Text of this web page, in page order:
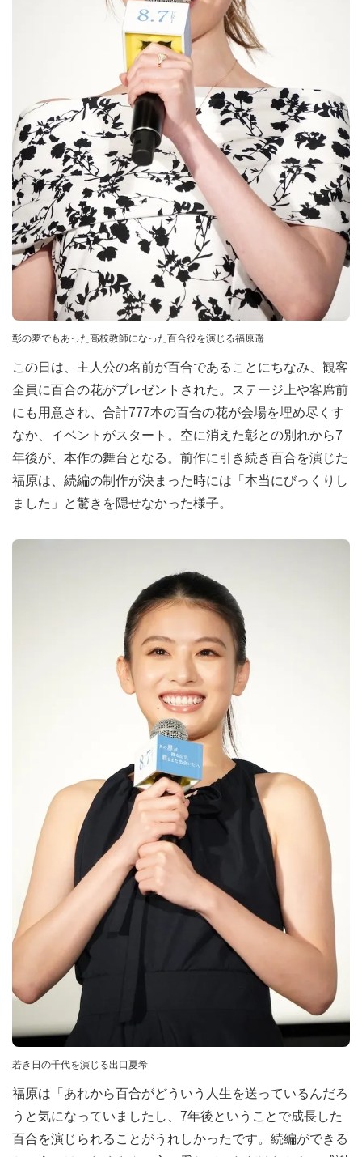
彰の夢でもあった高校教師になった百合役を演じる福原遥
この日は、主人公の名前が百合であることにちなみ、観客
全員に百合の花がプレゼントされた。ステージ上や客席前
にも用意され、合計777本の百合の花が会場を埋め尽くす
なか、イベントがスタート。空に消えた彰との別れから7
年後が、本作の舞台となる。前作に引き続き百合を演じた
福原は、続編の制作が決まった時には「本当にびっくりし
ました」と驚きを隠せなかった様子。
若き日の千代を演じる出口夏希
福原は「あれから百合がどういう人生を送っているんだろ
うと気になっていましたし、7年後ということで成長した
百合を演じられることがうれしかったです。続編ができる